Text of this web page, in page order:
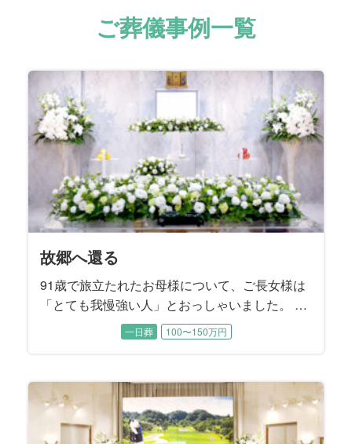
ご葬儀事例一覧
故郷へ還る
91歳で旅立たれたお母様について、ご長女様は
「とても我慢強い人」とおっしゃいました。 夫
のため、子供のために労をいとわず家庭を守
り、自分のことに時間を使っているのを見たこ
想い入れが深かったという故人様へ、お式では
故郷の趣きをお届けしたいと考えました。
一日葬 100〜150万円
天国からのエール
93歳の晩年まで元気にお過ごしだった故人様。 ご逝
去される2日前にお子様方がお見舞いに行かれて、そ
れを待ってからお旅立ちになりました。 故人様のご
自宅で行われたお打ち合わせには、ご長男様、ご次
どのようにお見送りするかご兄弟で話し合われまし
た。
一日葬 100〜150万円
我が家の太陽
94歳で旅立たれた故人様。奇しくも15年前に他界さ
れたご主人様のお誕生日でした。 とにかく明るいご
性格だったという故人様は、ご家族にとって太陽の
ような存在。 ご家庭でもご近所でも故人様を慕って
面倒見の良さは変わることなく、故人様のまわりは
いつも笑顔と笑い声に満ちていたそうです。
一日葬 100〜150万円
家族の想いを一つに
お酒をこよなく愛した故人様。 大好物のお寿司をつ
まみながら、ハイボールで晩酌されるのが楽しみで
した。 そのお酒を入院中は一切口にできなかった故
人様のために、ご家族は最後に好きなお酒をいっぱ
様とお孫様たちご家族が想いを一つにして、お父様
と別杯を酌み交わします。
一日葬 50〜100万円
頑張ったね
誕生日を迎える直前に若くして急逝された故人様。
穏やかな優しい性格は誰からも愛されていました。
喪主を務めるお母様は、今年4月にご主人様を亡くさ
れたばかり。 長年一緒に暮らしてきた大切なご家族
です。
一日葬 150〜200万円
我が家のホームグラウンド
7年間の闘病の末に75歳で旅立たれた故人様。ご入院
する以前は草野球チームや会社のＯＢ会などに積極
的にご参加されて、仲間の皆さんとの交流を楽しま
れていたそうです。 ご趣味は野球。 ご自分がプレー
ったいうことです。 3人のお子様たちが小さかった
頃、故人様とキャッチボールした思い出をお話くだ
さいました。
一日葬 100〜150万円
旅の数だけある想い
大手百貨店のお仕事を長年勤め上げられた故人様。
お嬢様たちが独立された後は、奥様とご一緒に数え
切れないほどご旅行されたそうです。 写真がご趣味
だった故人様。 旅先ではご夫婦の思い出のポートレ
てご鑑賞されていました。
家族葬 200万円以上〜
笑顔を再び
84歳で旅立たれた故人様は大正琴の師範。 流行歌か
ら邦楽まで多彩な楽曲を演奏して楽しまれていたそ
うです。 3年前にご主人様のお別れをお手伝いさせて
いただいたご縁でご依頼をいただきました。 施主を
で、母はいくつになっても父のことを“ちゃん付け”で
呼んでいました」と教えて下さいました。
家族葬 150〜200万円
私らしさ
若い頃から都会的で社交性にあふれていた故人様。
ご主人様とは銀座の社交ダンスホールで出逢いご結
婚されました。 お元気だった頃はお洒落をしてご長
女様と一緒に都内のホテルを巡り、ランチやティー
一日葬 100〜150万円
泣き笑いのファンファーレ
ご近所で有名なカミナリ親父として知られていた故
人様。短気であっても曲がったことや弱い者いじめ
が大嫌いな実直なご性格でした。 大の競馬ファンで
あった故人様は、レース予想が的中したときは家族
れていたそうです。
一般葬 200万円以上〜
兄弟の絆
故人様は3人兄弟のご次男、57歳という若さで旅立た
れました。 お式の打ち合わせには喪主を務めるご長
男様と三男様もご同席いただきました。 ご兄弟の絆
はとても強く、コロナ過で病院の面会できなかった
を伺いました。
一日葬 100〜150万円
貴女のために
88歳で旅立たれた故人様。 ご長女様の障害をきっか
けに、障害のある方たちの居場所をつくるために人
生の大半を費やし、ご自身のことを顧みることはな
かったそうです。 だからこそご家族は、一人でも多
ことのできる、ゆっくりとしたお別れの時間をご希
望になりました。
一般葬 200万円以上〜
グレートマザー
書家として数々の作品を発表し、国内はもとより広
く海外でも感動的な書道パフォーマンスを披露され
てきた故人様。 その功績は日本で活躍する美術家を
収録した『美術家名鑑』にも掲載されました。 喪主
道とつくものを鍛錬してきた努力家でした」とお話
くださいました。
一日葬 100〜150万円
サクセスストーリー
ご主人様と夫婦二人三脚で貴金属アクセサリーの装
飾業を50年間に渡って営んでこられた故人様。ご夫
婦仲がとても良くて、職場でも家庭でも四六時中ご
一緒に過ごされたそうです。 その最愛のご主人様は
調を深慮して、ご主人様がお亡くなりになったこと
を最期までお伝えしなかったそうです。 ご長男様
は、「天国で父と再会したら、きっと母は驚くでし
一日葬 150〜200万円
深い情で繋がっている
91歳で旅立たれた故人様は、京都生まれの京都育ち
という生粋の京女。 古き良き文化を守ってきた京都
のお寿司屋さんに嫁ぎ、女将として京都一筋で生き
てこられたそうです。 仕事に熱心でしっかり者だっ
た母をしっかり送ってあげたい」とご長女様はおっ
しゃいました。
家族葬 200万円以上〜
不器用な愛
82歳で旅立たれた故人様は終活ノートを遺されてい
ました。 ご葬儀のお打ち合わせは、喪主を務める奥
様と『むすびすクラブ』にご入会いただいているご
長女様が終活ノートのご遺志に沿ったかたちで進め
トには、ご家族も知らなかった故人様の想いやこだ
わりが記載されていました。
一日葬 50〜100万円
大いなる生涯
百寿を超える102歳という長く尊い生涯に幕を閉じら
れた故人様。 喪主を務めるご長男様をはじめとする
三人のお子様たちは、激動の時代を生き抜いてこら
れたお母様を、お身内のみで穏やかに送り出してあ
一日葬 150〜200万円
おはようの景色
毎朝、ご自宅のベランダから荒川の風景を眺めるの
がお好きだったという奥様。喪主を務めるご主人様
も奥様と一緒に四季折々の草花を眺めていらしたそ
うです。 お子様のいないご夫婦にとって植物は子供
育てるが難しい植物であっても、丹精込めて世話す
ることで美しい花を咲かせました。
一日葬 100〜150万円
もう一度あの時へ
故人様のご趣味はバレーボール。地元のママさんバ
レーボールクラブに所属し、20年近くバレーボール
に打ち込んでいらっしゃいました。 練習や試合を通
じて世代を超えたご友人も多く、お元気だった頃に
たそうです。
一日葬 150〜200万円
夜明けの花
故人様は10年間の闘病の末に66歳で旅立たれまし
た。 多趣味で活動的、好奇心旺盛な故人様は、病臥
する以前は梨づくりも手がけられていたそうです。
ご長男様は、「搬送で病院を出発した朝方、綺麗な
るい世界に父は往くのだと思いました」とおっしゃ
いました。
一日葬 150〜200万円
魂に刻む母の姿
この度お手伝いさせていただいたのは、大正、昭
和、平成、令和の時代を体験して99歳でお旅立にな
った故人様です。 一世紀近くをご家族のために懸命
に生き抜いてこられた御曾祖母様を送るために、お
一日葬 100〜150万円
故郷団欒
転勤の多いお仕事をされていた故人様。 それでも単
身赴任という形は決してとらず、常に家族一緒とい
うスタイルをつらぬかれたそうです。 ご趣味の釣り
でよく出かけられたスポットは、故人様の故郷でも
ックに家族の時間を過ごしていただくご葬儀を提案
させていただきました。
家族葬 100〜150万円
「Last Stage」から愛を込めて
ミュージシャンとして国内外で活動された故人様。
いくつものバンドに所属して、ロックやJazzなど幅
広いジャンルで抜群のギターテクニックを披露して
きました。 この度はそんな輝く姿をもう一度感じて
一般葬 100〜150万円
思い出よ『涙そうそう』
ほんの1ヵ月前までお元気に過ごされていた故人様。
ご本人もご家族も予期せぬご逝去でした。 経営者と
して人生を謳歌された故人様は、野球、麻雀、スキ
ー、ゴルフ、旅行など若かりし頃から好奇心旺盛で
一日葬 200万円以上〜
My father’s Style
建築士として長年働き続けてきた故人様。 お酒も煙
草もギャンブルも嗜まれなかった故人様のご趣味は
クルマ。 スバル360にはじまり、ブルーバード、ハ
コスカ、ケンメリのスカイライン、フェアレディZ、
を乗り継いでこられたカーマニアでした。
一日葬 100〜150万円
魂の還る場所
ご病気で急逝された故人様。 ご家族様の悲しみはと
ても深いご様子でした。 この度は故人様が魂となっ
た後、還られる場所はどこか。 ご家族様と一緒に考
え、その場所へ向かえるようなご葬儀となるように
家族葬 100〜150万円
愛と華
社交的で明るいお人柄で誰からも愛された故人様。
趣味は社交ダンス、足を悪くされてから始めた水泳
もみるみる上達されたそうです。 晩年、よくお聴き
になっていた音楽は演歌……ではなく、ソウル界の
ク・サウンドでした。
一日葬 50〜100万円
花と旅、母と妻
故人様のご趣味は旅行と草花。ご夫婦で日本全国を
めぐり、中でも京都には何度も訪れて四季折々の景
色を楽しまれたそうです。 自宅のお庭の手入れを欠
かさず、ご長男様からプレゼントされたクレマチス
家族葬 100〜150万円
最愛のご主人のもとへ
90歳で旅立たれた故人様。 8年前にご主人様のお別
れをお手伝いさせていただいたご縁で、この度もむ
すびすにご依頼をいただきました。 お母様とお父様
はお子様方から見ても仲の良いご夫婦だったそうで
ご姉弟様はそう望まれました。
家族葬 50〜100万円
旅立ちにカトレアを添えて
ご自宅でのガーデニングがご趣味だった故人様。 シ
ンプルながらも思いの詰まったご葬儀になるようお
手伝いさせていただきました。
一日葬 50〜100万円
帰郷
78歳で旅立たれた故人様の生まれ故郷は北海道美瑛
町。大雪山連峰をのぞむ雄大で緑豊かな地として知
られる美瑛町は、多くの日本映画のロケ地にもなっ
ています。 お母様を亡くされたご姉妹は、「もう一
っしゃいました。
一日葬 100〜150万円
母の生き方は変わらずに
お母様は快活で美意識の高い方でした。 入院中もし
っかりメイクされて、すっぴんを見せることはほぼ
無かったそうです。 ご葬儀の打ち合わせから当日の
運営、ご葬儀後の諸手続きは三人のお嬢様が話し合
一日葬 50〜100万円
わが生涯に悔いなし
故人様は奥様とご結婚された当時から、「会社を55
歳で辞めて後の人生は楽しく暮らす」とおっしゃっ
ていたそうです。 その言葉どおり大手精密機器メー
カーを55歳で早期退職されてから82歳でご逝去され
たって交流し、楽しく充実した日々を過ごされまし
た。
一日葬 50〜100万円
一に気遣い 二に気遣い
晩年、人生のほとんどを過ごされた関西を離れ、東
京のご長女様のご家族と一緒にお暮しになられた故
人様。 祭壇を飾るメモリアルスクリーンには、しっ
かりと送り出してあげたいというご家族様の想いを
お写真を中心に、お人柄の偲ばれるスナップを散り
ばめました。
一日葬 50〜100万円
楽しんだ時間は限りなく
施設でご逝去された故人様。 ご家族とは最近、コロ
ナ禍でお会いできていませんでしたが、ご家族との
お時間を一番に大切に過ごされてきた方でした。 こ
の度はご家族で楽しまれたお時間を振り返るご葬儀
一日葬 100〜150万円
見つめる先にある想い
むすびすでご両親のご葬儀をお手伝いさせていただ
いたご縁のある故人様。 あまりにも突然のご逝去で
した。 喪主は一人息子のご長男様、施主は奥様が務
められました。また、故人様のお姉様もリモートで
ーをして下さいました。
一般葬 150〜200万円
I will tell you what
最愛の奥様を亡くされたご主人様の悲しみは深く、
お打ち合わせの席でもご葬儀と向き合うことが本当
におつらいご様子でした。 そんなご主人様から奥様
への強い想いが垣間見えたのは、「家族だけの葬儀
家族葬 100〜150万円
絆のカタチ
ご逝去の前日に70歳のお誕生日を迎えられた故人
様。の宝物はご家族でした。 総合流通グループにお
勤めでいらした喪主様は転勤も多く、故人様はご家
族そろって全国をめぐりました。 ３人のお孫様にも
ご家族が一番の宝物でした。
一日葬 100〜150万円
桜の季節に
大好きな桜の開花を前に83歳で旅立たれた故人様。
そのことで逆に「桜の時期を迎えるたび、きっと母
のことを思い出すでしょう」とお二人の娘様はおっ
しゃいました。桜の季節を迎えるたびに、大好きな
した。
一日葬 100〜150万円